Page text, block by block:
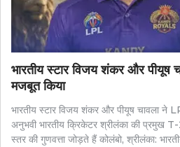
भारतीय स्टार विजय शंकर और
मजबूत किया
भारतीय स्टार विजय शंकर और पीयूष चावला
अनुभवी भारतीय क्रिकेटर श्रीलंका की प्रमुख
स्तर की गुणवत्ता जोड़ते हैं कोलंबो, श्रीलंका: